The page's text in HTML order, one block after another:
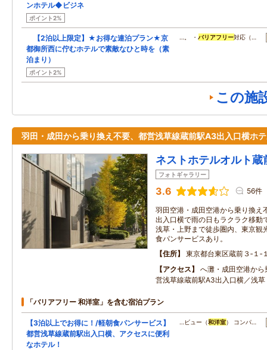
ンホテル◆ビジネ
ポイント2%
【2泊以上限定】★お得な連泊プラン★京
都御所西に佇むホテルで素敵なひと時を（素
泊まり）
ポイント2%
…。 ・バリアフリー対応（…
この施
羽田・成田から乗り換え不要、都営浅草線蔵前駅A3出入口横ホ
ネストホテルオルト蔵
フォトギャラリー
3.6 56件
羽田空港・成田空港から乗り換え
出入口横で雨の日もラクラク移動
浅草・上野まで徒歩圏内、東京観
食パンサービスあり。
住所
東京都台東区蔵前３‐１‐
アクセス
へ灘・成田空港か
営浅草線蔵前駅A3出入口横／浅
「バリアフリー 和洋室」を含む宿泊プラン
【3泊以上でお得に！/軽朝食パンサービス】
都営浅草線蔵前駅出入口横、アクセスに便利
なホテル！
…ビュー（和洋室） コンパ…